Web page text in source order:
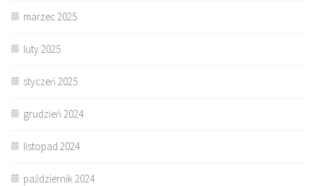
marzec 2025
luty 2025
styczeń 2025
grudzień 2024
listopad 2024
październik 2024